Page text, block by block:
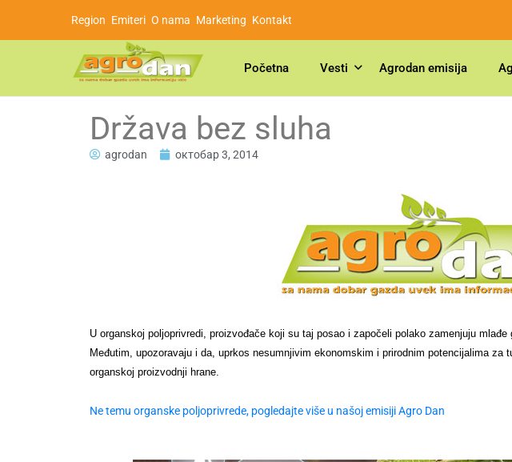
Region Emiteri O nama Marketing Kontakt
Početna Vesti Agrodan emisija
Država bez sluha
agrodan октобар 3, 2014
U organskoj poljoprivredi, proizvođače koji su taj posao i započeli polako zamenjuju
Međutim, upozoravaju i da, uprkos nesumnjivim ekonomskim i prirodnim potencijalima za
organskoj proizvodnji hrane.
Ne temu organske poljoprivrede, pogledajte više u našoj emisiji Agro Dan